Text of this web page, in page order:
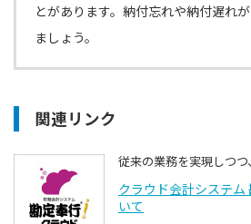
とがあります。納付忘れや納付遅れ
ましょう。
関連リンク
従来の業務を実現しつ
クラウド会計システ
いて